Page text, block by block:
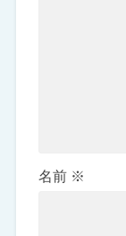
名前 ※